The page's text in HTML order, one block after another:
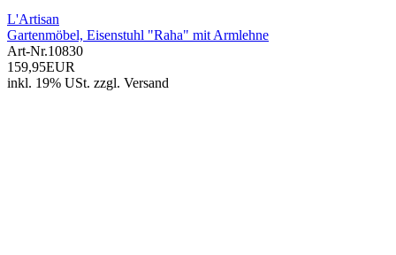
L'Artisan
Gartenmöbel, Eisenstuhl "Raha" mit Armlehne
Art-Nr.10830
159,95EUR
inkl. 19% USt. zzgl. Versand